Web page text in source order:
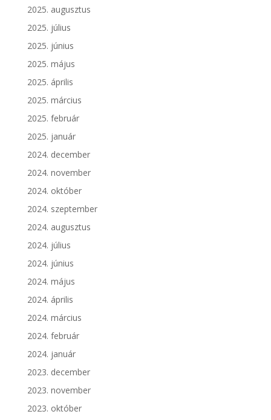
2025. augusztus
2025. július
2025. június
2025. május
2025. április
2025. március
2025. február
2025. január
2024. december
2024. november
2024. október
2024. szeptember
2024. augusztus
2024. július
2024. június
2024. május
2024. április
2024. március
2024. február
2024. január
2023. december
2023. november
2023. október